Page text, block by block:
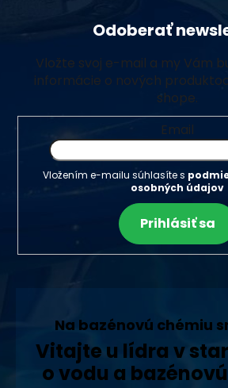
Odoberať
Vložte svoj e-mail a my Vám
informácie o nových
shope.
Email
Vložením e-mailu súhlasíte s
osobných údajov
Prihlásiť sa
Na bazénovú chémiu
Vitajte u lídra v
o vodu a